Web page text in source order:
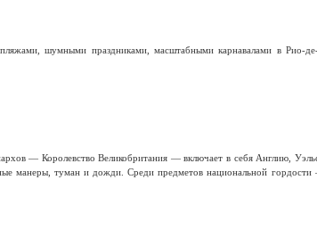
шумными праздниками, масштабными карнавалами в Рио-
— Королевство Великобритания — включает в себя Англию,
манеры, туман и дожди. Среди предметов национальной гордости